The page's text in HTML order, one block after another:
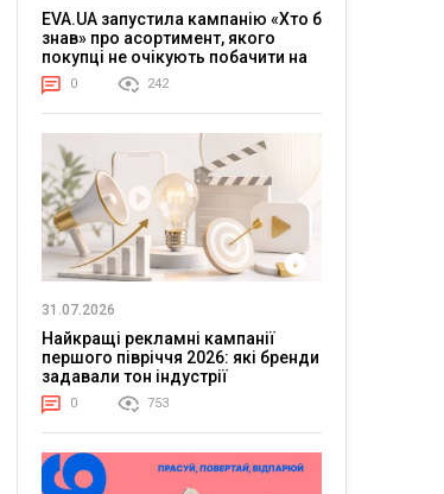
EVA.UA запустила кампанію «Хто б
знав» про асортимент, якого
покупці не очікують побачити на
платформі
0 242
31.07.2026
Найкращі рекламні кампанії
першого півріччя 2026: які бренди
задавали тон індустрії
0 753